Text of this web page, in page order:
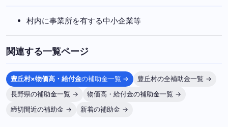
村内に事業所を有する中小企業等
関連する一覧ページ
豊丘村×物価高・給付金の補助金一覧 →
豊丘村の全補助金一覧 →
長野県の補助金一覧 →
物価高・給付金の補助金一覧 →
締切間近の補助金 →
新着の補助金 →